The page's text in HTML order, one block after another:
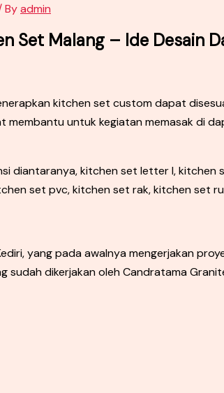
Byadmin
Set Malang – Ide Desain
kitchen set custom dapat
untuk kegiatan memasak di
diantaranya, kitchen set letter l,
set pvc, kitchen set rak, kitchen set
yang pada awalnya mengerjakan
sudah dikerjakan oleh Candratama